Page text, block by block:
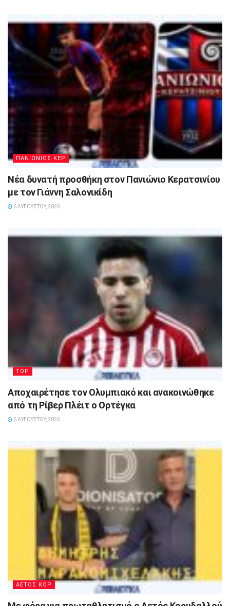
ΠΑΝΙΩΝΙΟΣ ΚΕΡ
Νέα δυνατή προσθήκη στον Πανιώνιο Κερατσινίου
με τον Γιάννη Σαλονικίδη
6 ΑΥΓΟΎΣΤΟΥ, 2026
TOP
Αποχαιρέτησε τον Ολυμπιακό και ανακοινώθηκε
από τη Ρίβερ Πλέιτ ο Ορτέγκα
6 ΑΥΓΟΎΣΤΟΥ, 2026
ΑΕΤΟΣ ΚΟΡ